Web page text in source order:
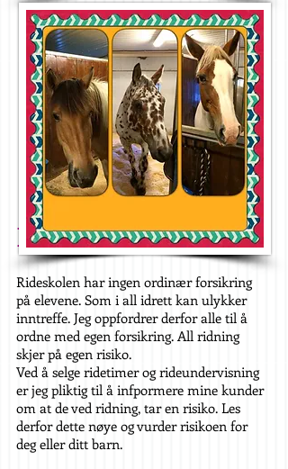
Forsikring !!
Rideskolen har ingen ordinær forsikring
på elevene. Som i all idrett kan ulykker
inntreffe. Jeg oppfordrer derfor alle til å
ordne med egen forsikring. All ridning
skjer på egen risiko.
Ved å selge ridetimer og rideundervisning
er jeg pliktig til å infpormere mine kunder
om at de ved ridning, tar en risiko. Les
derfor dette nøye og vurder risikoen for
deg eller ditt barn.